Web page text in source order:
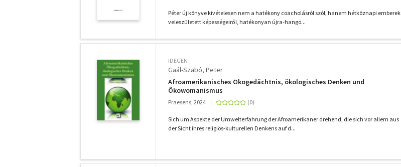
Péter új könyve kivételesen nem a hatékony coacholásról szól, hanem hétköznapi emberek
veleszületett képességeiről, hatékonyan újra-hango...
IDEGEN
Gaál-Szabó, Peter
Afroamerikanisches Ökogedächtnis, ökologisches Denken und
Ökowomanismus
Praesens, 2024
Sich um Aspekte der Umwelterfahrung der Afroamerikaner drehend, die sich vor allem aus
der Sicht ihres religiös-kulturellen Denkens auf d...